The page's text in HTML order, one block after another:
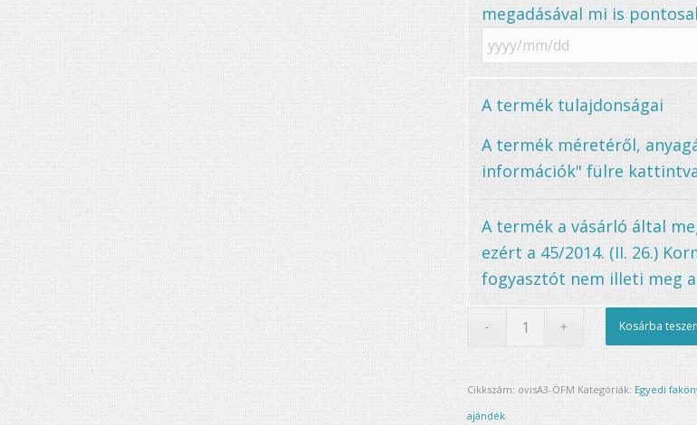
megadásával mi is
A termék tulajdonságai
A termék méretéről,
információk" fülre
A termék a vásárló által
ezért a 45/2014. (II. 26.)
fogyasztót nem illeti meg
Kosárba
Cikkszám: ovisA3-ÖFM Kategóriák: Egyedi
ajándék